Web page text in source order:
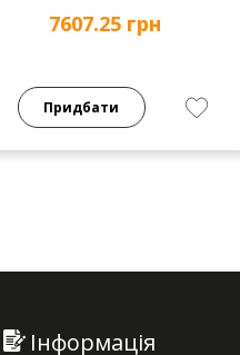
7607.25 грн
Придбати
Інформація